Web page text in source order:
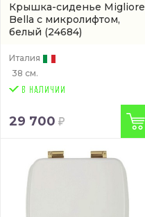
Крышка-сиденье Migliore
Bella с микролифтом,
белый (24684)
Италия
38 см.
29 700